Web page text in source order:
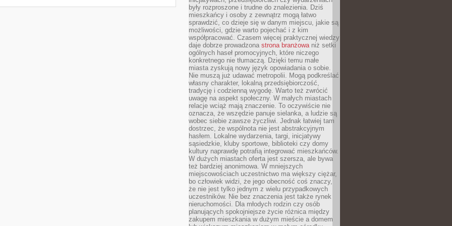
były rozproszone i trudne do znalezienia. Dziś
mieszkańcy i osoby z zewnątrz mogą łatwo
sprawdzić, co dzieje się w danym miejscu, jakie są
możliwości, gdzie warto pojechać i z kim
współpracować. Czasem więcej praktycznej wiedzy
daje dobrze prowadzona strona branżowaniż setki
ogólnych haseł promocyjnych, które niczego
konkretnego nie tłumaczą. Dzięki temu małe
miasta zyskują nowy język opowiadania o sobie.
Nie muszą już udawać metropolii. Mogą podkreślać
własny charakter, lokalną przedsiębiorczość,
tradycję i codzienną wygodę. Warto też zwrócić
uwagę na aspekt społeczny. W małych miastach
relacje wciąż mają znaczenie. To oczywiście nie
oznacza, że wszędzie panuje sielanka, a ludzie są
wobec siebie zawsze życzliwi. Jednak łatwiej tam
dostrzec, że wspólnota nie jest abstrakcyjnym
hasłem. Lokalne wydarzenia, targi, inicjatywy
sąsiedzkie, kluby sportowe, biblioteki czy domy
kultury naprawdę potrafią integrować mieszkańców.
W dużych miastach oferta jest szersza, ale bywa
też bardziej anonimowa. W mniejszych
miejscowościach uczestnictwo ma większy ciężar,
bo człowiek widzi, że jego obecność coś znaczy,
że nie jest tylko jednym z wielu przypadkowych
uczestników. Nie bez znaczenia jest także rynek
nieruchomości. Dla młodych rodzin czy osób
planujących spokojniejsze życie różnica między
zakupem mieszkania w dużym mieście a domem